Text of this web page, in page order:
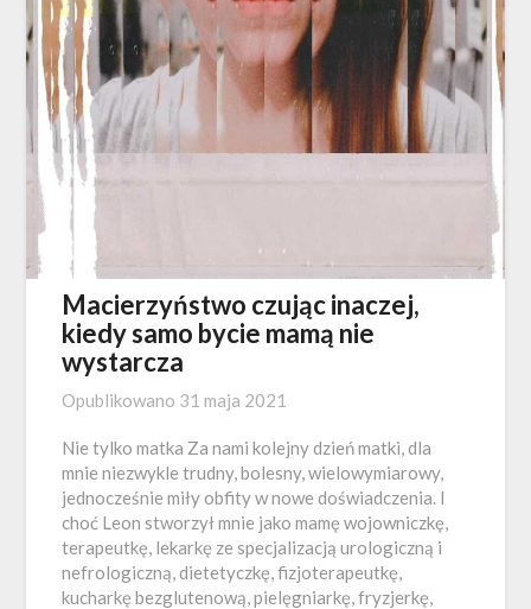
Macierzyństwo czując inaczej,
kiedy samo bycie mamą nie
wystarcza
Opublikowano 31 maja 2021
Nie tylko matka Za nami kolejny dzień matki, dla
mnie niezwykle trudny, bolesny, wielowymiarowy,
jednocześnie miły obfity w nowe doświadczenia. I
choć Leon stworzył mnie jako mamę wojowniczkę,
terapeutkę, lekarkę ze specjalizacją urologiczną i
nefrologiczną, dietetyczkę, fizjoterapeutkę,
kucharkę bezglutenową, pielęgniarkę, fryzjerkę,